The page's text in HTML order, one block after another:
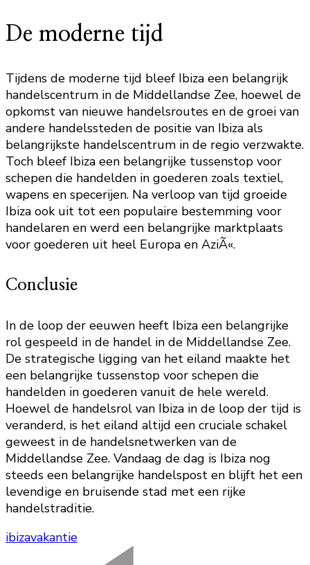
De moderne tijd
Tijdens de moderne tijd bleef Ibiza een belangrijk
handelscentrum in de Middellandse Zee, hoewel de
opkomst van nieuwe handelsroutes en de groei van
andere handelssteden de positie van Ibiza als
belangrijkste handelscentrum in de regio verzwakte.
Toch bleef Ibiza een belangrijke tussenstop voor
schepen die handelden in goederen zoals textiel,
wapens en specerijen. Na verloop van tijd groeide
Ibiza ook uit tot een populaire bestemming voor
handelaren en werd een belangrijke marktplaats
voor goederen uit heel Europa en AziÃ«.
Conclusie
In de loop der eeuwen heeft Ibiza een belangrijke
rol gespeeld in de handel in de Middellandse Zee.
De strategische ligging van het eiland maakte het
een belangrijke tussenstop voor schepen die
handelden in goederen vanuit de hele wereld.
Hoewel de handelsrol van Ibiza in de loop der tijd is
veranderd, is het eiland altijd een cruciale schakel
geweest in de handelsnetwerken van de
Middellandse Zee. Vandaag de dag is Ibiza nog
steeds een belangrijke handelspost en blijft het een
levendige en bruisende stad met een rijke
handelstraditie.
ibizavakantie